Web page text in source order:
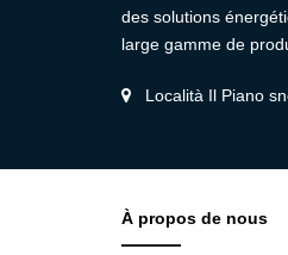
des solutions
large gamme de
Località Il Piano
À propos de nous